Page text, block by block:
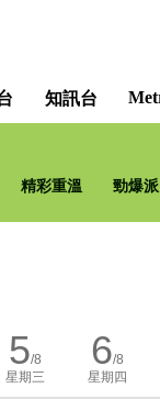
知訊台
精彩重溫 勁爆
5/8
星期三
6/8
星期四